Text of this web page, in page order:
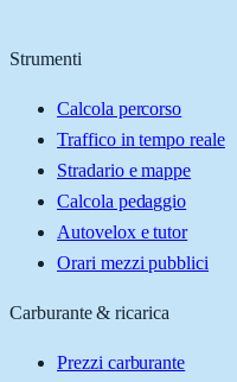
Strumenti
Calcola percorso
Traffico in tempo reale
Stradario e mappe
Calcola pedaggio
Autovelox e tutor
Orari mezzi pubblici
Carburante & ricarica
Prezzi carburante